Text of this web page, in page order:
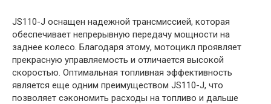
JS110-J оснащен надежной трансмиссией, которая
обеспечивает непрерывную передачу мощности на
заднее колесо. Благодаря этому, мотоцикл проявляет
прекрасную управляемость и отличается высокой
скоростью. Оптимальная топливная эффективность
является еще одним преимуществом JS110-J, что
позволяет сэкономить расходы на топливо и дальше